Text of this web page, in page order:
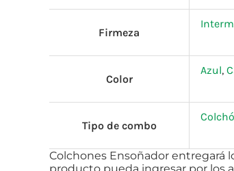
Firmeza
Color
Azul,
Tipo de combo
Colchones Ensoñador entregará